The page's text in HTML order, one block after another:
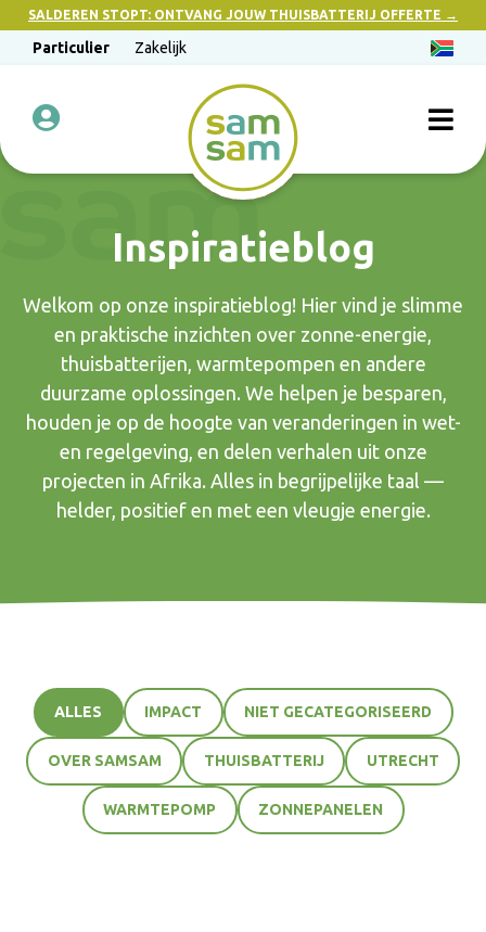
SALDEREN STOPT: ONTVANG JOUW THUISBATTERIJ OFFERTE →
Particulier Zakelijk
Inspiratieblog
Welkom op onze inspiratieblog! Hier vind je slimme
en praktische inzichten over zonne-energie,
thuisbatterijen, warmtepompen en andere
duurzame oplossingen. We helpen je besparen,
houden je op de hoogte van veranderingen in wet-
en regelgeving, en delen verhalen uit onze
projecten in Afrika. Alles in begrijpelijke taal —
helder, positief en met een vleugje energie.
ALLES IMPACT NIET GECATEGORISEERD
OVER SAMSAM THUISBATTERIJ UTRECHT
WARMTEPOMP ZONNEPANELEN